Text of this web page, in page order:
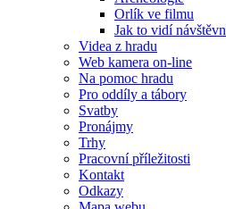
Orlík ve filmu
Jak to vidí
Videa z hradu
Web kamera on-line
Na pomoc hradu
Pro oddíly a tábory
Svatby
Pronájmy
Trhy
Pracovní příležitosti
Kontakt
Odkazy